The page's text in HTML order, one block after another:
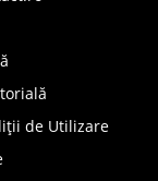
de Utilizare